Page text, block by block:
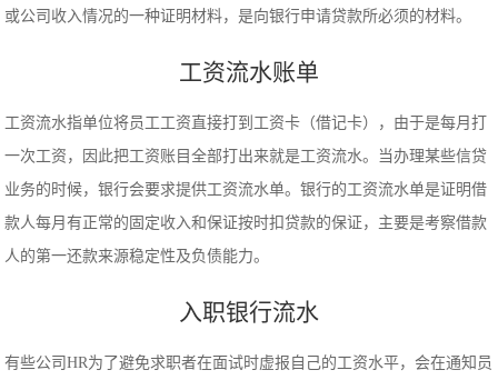
或公司收入情况的一种证明材料，是向银行申请贷款所必须的材料。
工资流水账单
工资流水指单位将员工工资直接打到工资卡（借记卡），由于是每月打
一次工资，因此把工资账目全部打出来就是工资流水。当办理某些信贷
业务的时候，银行会要求提供工资流水单。银行的工资流水单是证明借
款人每月有正常的固定收入和保证按时扣贷款的保证，主要是考察借款
人的第一还款来源稳定性及负债能力。
入职银行流水
有些公司HR为了避免求职者在面试时虚报自己的工资水平，会在通知员